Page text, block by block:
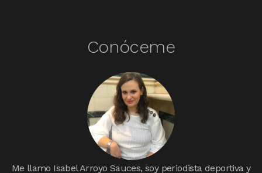
Conóceme
Me llamo Isabel Arroyo Sauces, soy periodista deportiva y